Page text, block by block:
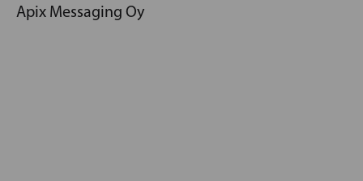
Apix Messaging Oy